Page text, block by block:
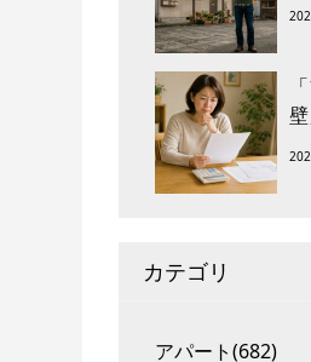
カテゴリ
アパート(682)